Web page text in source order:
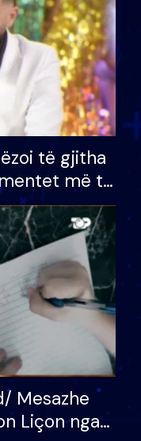
të gjitha
më të
VIP: Do më
kur…
Mesazhe
Liçon nga